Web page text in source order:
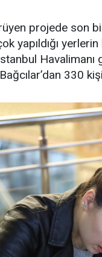
projede son
yapıldığı
330